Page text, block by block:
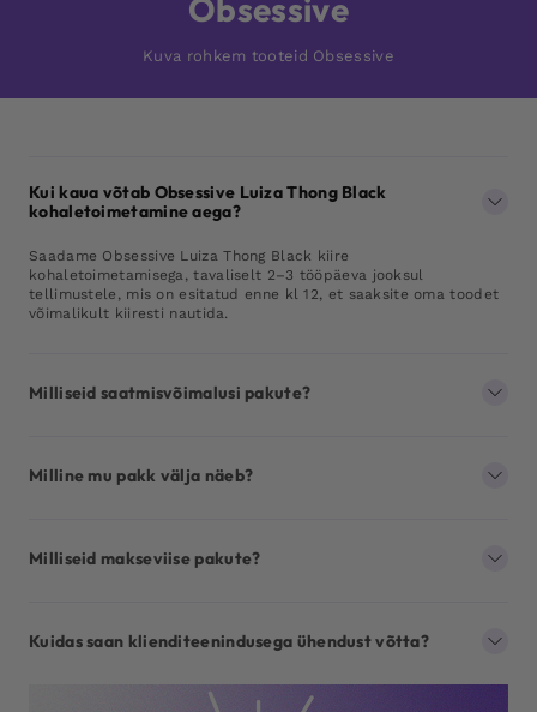
Obsessive
Kuva rohkem tooteid Obsessive
Kui kaua võtab Obsessive Luiza Thong Black
kohaletoimetamine aega?
Saadame Obsessive Luiza Thong Black kiire
kohaletoimetamisega, tavaliselt 2–3 tööpäeva jooksul
tellimustele, mis on esitatud enne kl 12, et saaksite oma toodet
võimalikult kiiresti nautida.
Milliseid saatmisvõimalusi pakute?
Milline mu pakk välja näeb?
Milliseid makseviise pakute?
Kuidas saan klienditeenindusega ühendust võtta?